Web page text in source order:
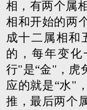
相，有两个属
相和开始的两
成十二属相和
的，每年变化
行"是“金"，虎
应的就是“水"
推，最后两个